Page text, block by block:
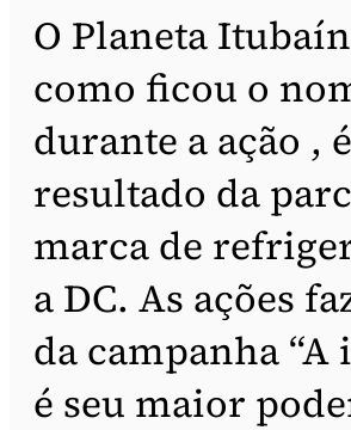
O Planeta
como ficou o
durante a ação ,
resultado da
marca de
a DC. As ações
da campanha
é seu maior